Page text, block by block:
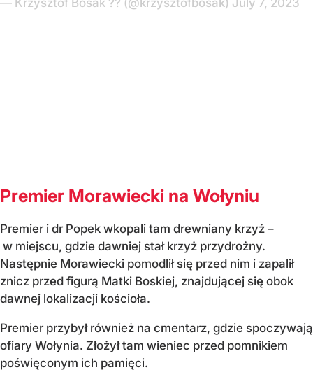
— Krzysztof Bosak ?? (@krzysztofbosak) July 7, 2023
Premier Morawiecki na Wołyniu
Premier i dr Popek wkopali tam drewniany krzyż –
w miejscu, gdzie dawniej stał krzyż przydrożny.
Następnie Morawiecki pomodlił się przed nim i zapalił
znicz przed figurą Matki Boskiej, znajdującej się obok
dawnej lokalizacji kościoła.
Premier przybył również na cmentarz, gdzie spoczywają
ofiary Wołynia. Złożył tam wieniec przed pomnikiem
poświęconym ich pamięci.